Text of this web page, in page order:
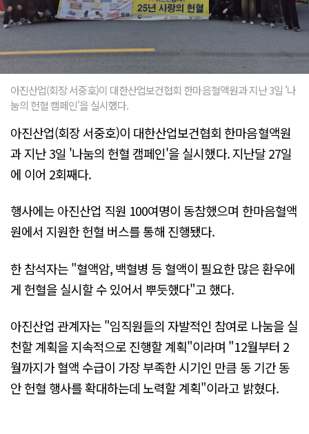
아진산업(회장 서중호)이 대한산업보건협회 한마음혈액원과 지난 3일 '나
눔의 헌혈 캠페인'을 실시했다.
아진산업(회장 서중호)이 대한산업보건협회 한마음혈액원
과 지난 3일 '나눔의 헌혈 캠페인'을 실시했다. 지난달 27일
에 이어 2회째다.
행사에는 아진산업 직원 100여명이 동참했으며 한마음혈액
원에서 지원한 헌혈 버스를 통해 진행됐다.
한 참석자는 "혈액암, 백혈병 등 혈액이 필요한 많은 환우에
게 헌혈을 실시할 수 있어서 뿌듯했다"고 했다.
아진산업 관계자는 "임직원들의 자발적인 참여로 나눔을 실
천할 계획을 지속적으로 진행할 계획"이라며 "12월부터 2
월까지가 혈액 수급이 가장 부족한 시기인 만큼 동 기간 동
안 헌혈 행사를 확대하는데 노력할 계획"이라고 밝혔다.